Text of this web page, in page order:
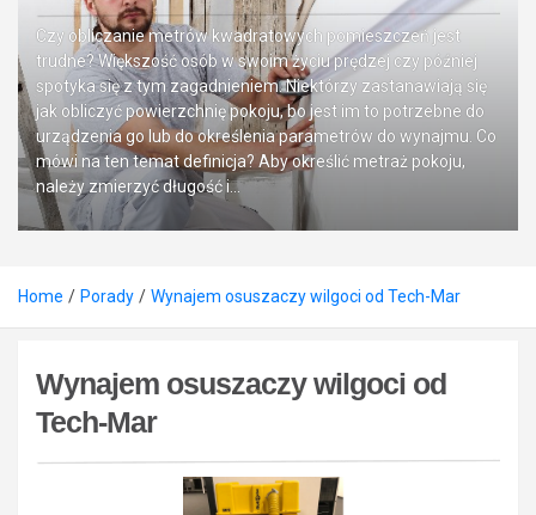
Czy obliczanie metrów kwadratowych pomieszczeń jest
trudne? Większość osób w swoim życiu prędzej czy później
spotyka się z tym zagadnieniem. Niektórzy zastanawiają się
jak obliczyć powierzchnię pokoju, bo jest im to potrzebne do
urządzenia go lub do określenia parametrów do wynajmu. Co
mówi na ten temat definicja? Aby określić metraż pokoju,
należy zmierzyć długość i…
Home Porady Wynajem osuszaczy wilgoci od Tech-Mar
Wynajem osuszaczy wilgoci od
Tech-Mar